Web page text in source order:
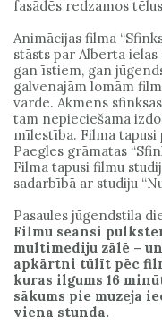
fasādēs redzamos
Animācijas filma
stāsts par Alberta
gan īstiem, gan
galvenajām lomām
varde. Akmens
tam nepieciešama
mīlestība. Filma tapusi
Paegles grāmatas
Filma tapusi filmu
sadarbībā ar studiju
Pasaules jūgendstila
Filmu seansi
multimediju zālē –
apkārtni tūlīt pēc
kuras ilgums 16
sākums pie muzeja
viena stunda.